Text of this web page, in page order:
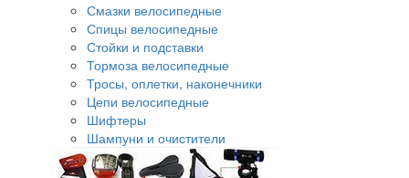
Смазки велосипедные
Спицы велосипедные
Стойки и подставки
Тормоза велосипедные
Тросы, оплетки, наконечники
Цепи велосипедные
Шифтеры
Шампуни и очистители